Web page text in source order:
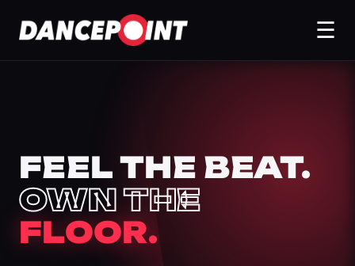
☰
FEEL THE BEAT.
OWN THE
FLOOR.